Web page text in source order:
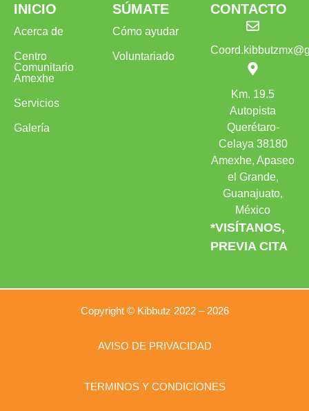
INICIO
Acerca de
Centro
Comunitario
Amexhe
Servicios
Galería
SÚMATE
Cómo ayudar
Voluntariado
CONTACTO
Km. 19.5
Autopista
Querétaro-
Celaya 38180
Amexhe, Apaseo
el Grande,
Guanajuato,
México
*VISÍTANOS,
PREVIA CITA
Copyright © Kibbutz 2022 – 2026
AVISO DE PRIVACIDAD
TERMINOS Y CONDICIONES